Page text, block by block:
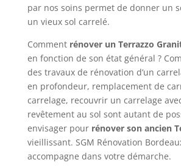
par nos soins permet de donner un
un vieux sol carrelé.
Comment rénover un Terrazzo
en fonction de son état général ?
des travaux de rénovation d’un
en profondeur, remplacement de
carrelage, recouvrir un carrelage
revêtement au sol sont autant de
envisager pour rénover son ancien
vieillissant. SGM Rénovation
accompagne dans votre démarche.